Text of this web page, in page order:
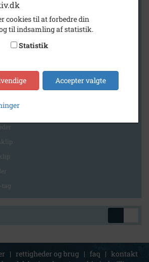
tag
| rettigheder og brug | faq | kontakt
cookies til at forbedre din
til indsamling af statistik.
Statistik
Accepter valgte